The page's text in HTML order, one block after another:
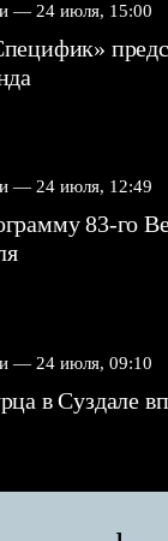
— 24 июля, 15:00
— 24 июля, 12:49
83-го
— 24 июля, 09:10
в Суздале